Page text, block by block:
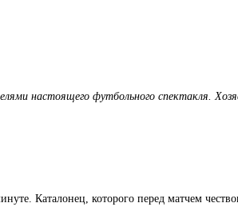
настоящего футбольного спектакля.
Каталонец, которого перед матчем